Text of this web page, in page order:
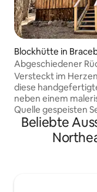
Blockhütte in
Abgeschiedener
Atkins Hideaway
Versteckt im
diese
neben einem
Quelle gespeisten
Hektar privatem
Minuten von
ruhige Leben am
Beliebte